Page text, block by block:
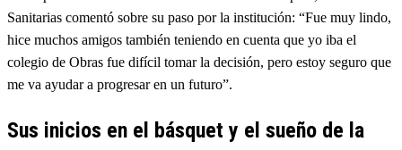
Sanitarias comentó sobre su paso por la institución: “Fue muy lindo,
hice muchos amigos también teniendo en cuenta que yo iba el
colegio de Obras fue difícil tomar la decisión, pero estoy seguro que
me va ayudar a progresar en un futuro”.
Sus inicios en el básquet y el sueño de la